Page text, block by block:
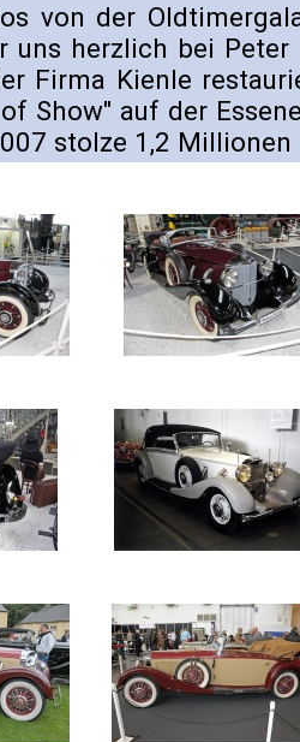
von der
uns herzlich bei Peter
Firma Kienle
Show" auf der
stolze 1,2 Millionen